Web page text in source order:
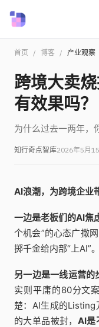
首页 / 博客 / 产业观察
跨境大卖
有效果吗？
为什么过去一两年，
知行奇点智库2026年5月
AI浪潮，为跨境企业
一边是老板们的AI焦
个机会”的心态广撒
掷千金给内部“上AI”。
另一边是一线运营的
实则平庸的80分文
楚：AI生成的Listing
的大单品被封， AI是